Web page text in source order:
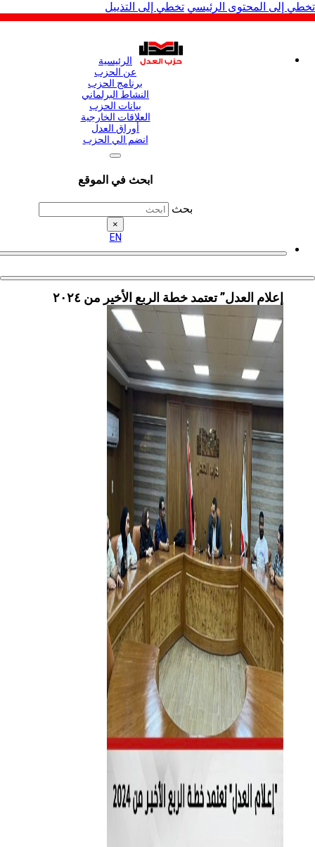
المحتوى الرئيسي تخطي إلى التذييل
الرئيسية
عن الحزب
برنامج الحزب
النشاط البرلماني
بيانات الحزب
العلاقات الخارجية
أوراق العدل
انضم الي الحزب
ابحث في الموقع
إعلام العدل” تعتمد خطة الربع الأخير من ٢٠٢٤